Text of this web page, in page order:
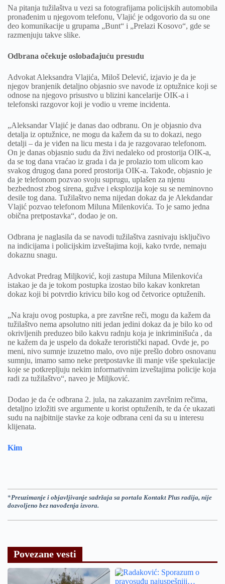
Na pitanja tužilaštva u vezi sa fotografijama policijskih automobila
pronađenim u njegovom telefonu, Vlajić je odgovorio da su one
deo komunikacije u grupama „Bunt“ i „Prelazi Kosovo“, gde se
razmenjuju takve slike.
Odbrana očekuje oslobađajuću presudu
Advokat Aleksandra Vlajića, Miloš Delević, izjavio je da je
njegov branjenik detaljno objasnio sve navode iz optužnice koji se
odnose na njegovo prisustvo u blizini kancelarije OIK-a i
telefonski razgovor koji je vodio u vreme incidenta.
„Aleksandar Vlajić je danas dao odbranu. On je objasnio dva
detalja iz optužnice, ne mogu da kažem da su to dokazi, nego
detalji – da je viđen na licu mesta i da je razgovarao telefonom.
On je danas objasnio sudu da živi nedaleko od prostorija OIK-a,
da se tog dana vraćao iz grada i da je prolazio tom ulicom kao
svakog drugog dana pored prostorija OIK-a. Takođe, objasnio je
da je telefonom pozvao svoju suprugu, uplašen za njenu
bezbednost zbog sirena, gužve i eksplozija koje su se neminovno
desile tog dana. Tužilaštvo nema nijedan dokaz da je Alekdandar
Vlajić pozvao telefonom Miluna Milenkovića. To je samo jedna
obična pretpostavka“, dodao je on.
Odbrana je naglasila da se navodi tužilaštva zasnivaju isključivo
na indicijama i policijskim izveštajima koji, kako tvrde, nemaju
dokaznu snagu.
Advokat Predrag Miljković, koji zastupa Miluna Milenkovića
istakao je da je tokom postupka izostao bilo kakav konkretan
dokaz koji bi potvrdio krivicu bilo kog od četvorice optuženih.
„Na kraju ovog postupka, a pre završne reči, mogu da kažem da
tužilaštvo nema apsolutno niti jedan jedini dokaz da je bilo ko od
okrivljenih preduzeo bilo kakvu radnju koja je inkriminišuća , da
ne kažem da je uspelo da dokaže teroristički napad. Ovde je, po
meni, nivo sumnje izuzetno malo, ovo nije prešlo dobro osnovanu
sumnju, imamo samo neke pretpostavke ili manje više spekulacije
koje se potkrepljuju nekim informativnim izveštajima policije koja
radi za tužilaštvo“, naveo je Miljković.
Dodao je da će odbrana 2. jula, na zakazanim završnim rečima,
detaljno izložiti sve argumente u korist optuženih, te da će ukazati
sudu na najbitnije stavke za koje odbrana ceni da su u interesu
klijenata.
Kim
*Preuzimanje i objavljivanje sadržaja sa portala Kontakt Plus radija, nije
dozvoljeno bez navođenja izvora.
Povezane vesti